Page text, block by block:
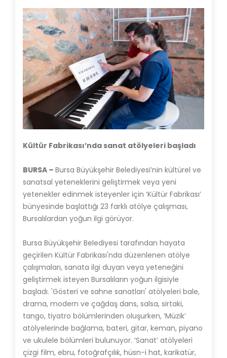
Kültür Fabrikası’nda sanat atölyeleri başladı
BURSA – Bursa Büyükşehir Belediyesi’nin kültürel ve
sanatsal yeteneklerini geliştirmek veya yeni
yetenekler edinmek isteyenler için ‘Kültür Fabrikası’
bünyesinde başlattığı 23 farklı atölye çalışması,
Bursalılardan yoğun ilgi görüyor.
Bursa Büyükşehir Belediyesi tarafından hayata
geçirilen Kültür Fabrikası'nda düzenlenen atölye
çalışmaları, sanata ilgi duyan veya yeteneğini
geliştirmek isteyen Bursalıların yoğun ilgisiyle
başladı. 'Gösteri ve sahne sanatları' atölyeleri bale,
drama, modern ve çağdaş dans, salsa, sirtaki,
tango, tiyatro bölümlerinden oluşurken, ‘Müzik’
atölyelerinde bağlama, bateri, gitar, keman, piyano
ve ukulele bölümleri bulunuyor. ‘Sanat’ atölyeleri
çizgi film, ebru, fotoğrafçılık, hüsn-i hat, karikatür,